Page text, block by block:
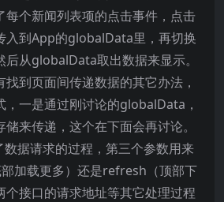
个新闻列表项的点击事件，点击
入到App的globalData里，再切换
从globalData取出数据来显示。
到页面间传递数据的其它办法，
，一是通过刚讨论的globalData，
来传递，这个在下面会再讨论。
据请求的过程，第三个参数用来
加载更多）还是refresh（顶部下
个接口的请求地址等其它处理过程